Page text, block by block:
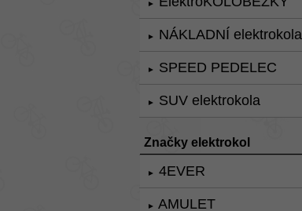
►
► NÁKLADNÍ elektrokola
► SPEED PEDELEC
► SUV elektrokola
Značky elektrokol
► 4EVER
► AMULET